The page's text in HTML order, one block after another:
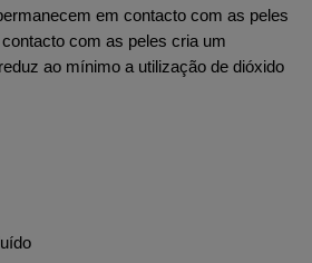
em contacto com as peles
com as peles cria um
ao mínimo a utilização de dióxido